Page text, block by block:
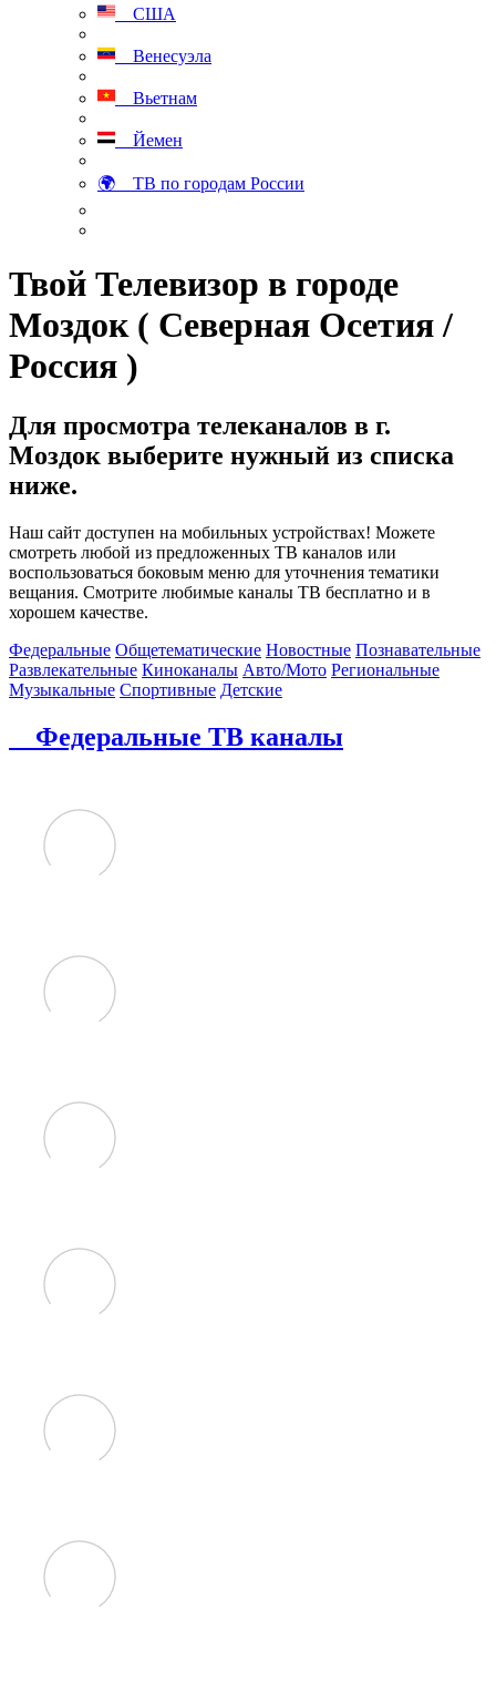
США
Венесуэла
Вьетнам
Йемен
🌍 ТВ по городам России
Твой Телевизор в городе
Моздок ( Северная Осетия /
Россия )
Для просмотра телеканалов в г.
Моздок выберите нужный из списка
ниже.
Наш сайт доступен на мобильных устройствах! Можете
смотреть любой из предложенных ТВ каналов или
воспользоваться боковым меню для уточнения тематики
вещания. Смотрите любимые каналы ТВ бесплатно и в
хорошем качестве.
Федеральные Общетематические Новостные Познавательные
Развлекательные Киноканалы Авто/Мото Региональные
Музыкальные Спортивные Детские
Федеральные ТВ каналы